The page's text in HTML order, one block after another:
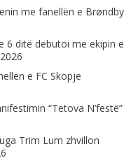
me fanellën e Brøndby
6 ditë debutoi me ekipin e
e FC Skopje
“Tetova N’festë”
Trim Lum zhvillon